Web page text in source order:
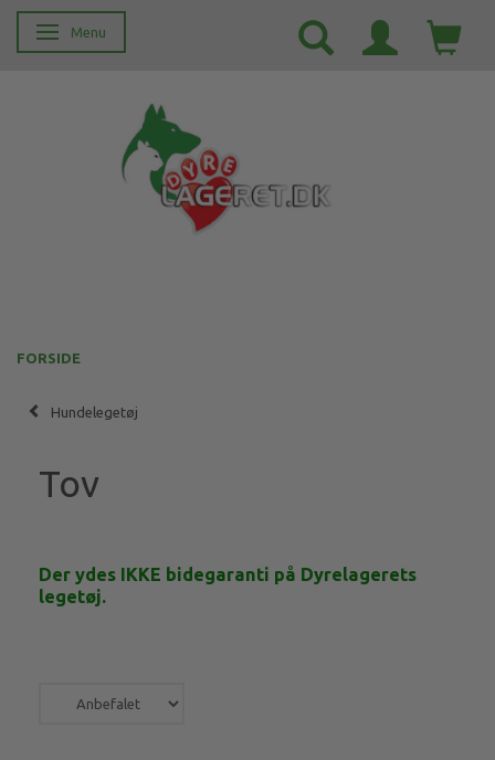
Skifte navigation
Menu
FORSIDE
Hundelegetøj
Tov
Der ydes IKKE bidegaranti på Dyrelagerets
legetøj.